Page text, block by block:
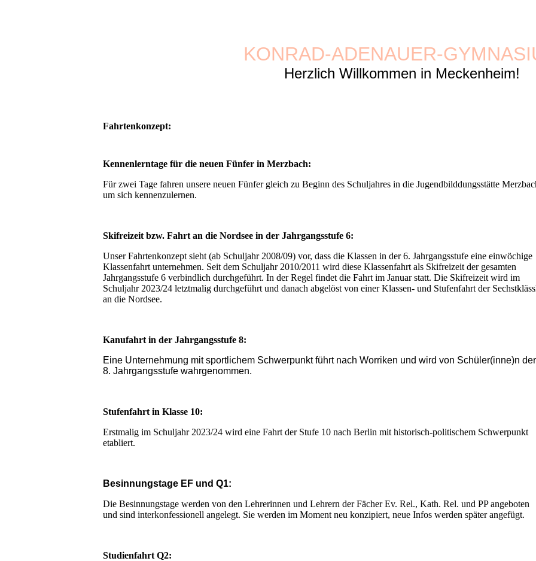
KONRAD-ADENAUER-
Herzlich Willkommen in Meckenheim!
Fahrtenkonzept:
Kennenlerntage für die neuen Fünfer in Merzbach:
Für zwei Tage fahren unsere neuen Fünfer gleich zu Beginn des Schuljahres in die Jugendbilddungsstätte
um sich kennenzulernen.
Skifreizeit bzw. Fahrt an die Nordsee in der Jahrgangsstufe 6:
Unser Fahrtenkonzept sieht (ab Schuljahr 2008/09) vor, dass die Klassen in der 6. Jahrgangsstufe eine einwöchige
Klassenfahrt unternehmen. Seit dem Schuljahr 2010/2011 wird diese Klassenfahrt als Skifreizeit der gesamten
Jahrgangsstufe 6 verbindlich durchgeführt. In der Regel findet die Fahrt im Januar statt. Die Skifreizeit wird im
Schuljahr 2023/24 letztmalig durchgeführt und danach abgelöst von einer Klassen- und Stufenfahrt der
an die Nordsee.
Kanufahrt in der Jahrgangsstufe 8:
Eine Unternehmung mit sportlichem Schwerpunkt führt nach Worriken und wird von Schüler(inne)n der
8. Jahrgangsstufe wahrgenommen.
Stufenfahrt in Klasse 10:
Erstmalig im Schuljahr 2023/24 wird eine Fahrt der Stufe 10 nach Berlin mit historisch-politischem Schwerpunkt
etabliert.
Besinnungstage EF und Q1:
Die Besinnungstage werden von den Lehrerinnen und Lehrern der Fächer Ev. Rel., Kath. Rel. und PP angeboten
und sind interkonfessionell angelegt. Sie werden im Moment neu konzipiert, neue Infos werden später angefügt.
Studienfahrt Q2: